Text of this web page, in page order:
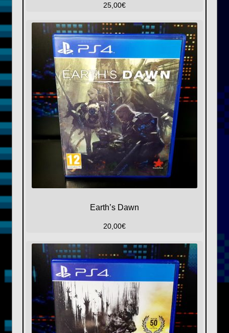
25,00€
Earth’s Dawn
20,00€